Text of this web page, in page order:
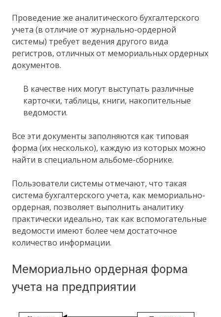
Проведение же аналитического бухгалтерского
учета (в отличие от журнально-ордерной
системы) требует ведения другого вида
регистров, отличных от мемориальных ордерных
документов.
В качестве них могут выступать различные
карточки, таблицы, книги, накопительные
ведомости.
Все эти документы заполняются как типовая
форма (их несколько), каждую из которых можно
найти в специальном альбоме-сборнике.
Пользователи системы отмечают, что такая
система бухгалтерского учета, как мемориально-
ордерная, позволяет выполнить аналитику
практически идеально, так как вспомогательные
ведомости имеют более чем достаточное
количество информации.
Мемориально ордерная форма
учета на предприятии